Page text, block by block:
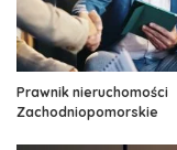
Prawnik nieruchomości
Zachodniopomorskie